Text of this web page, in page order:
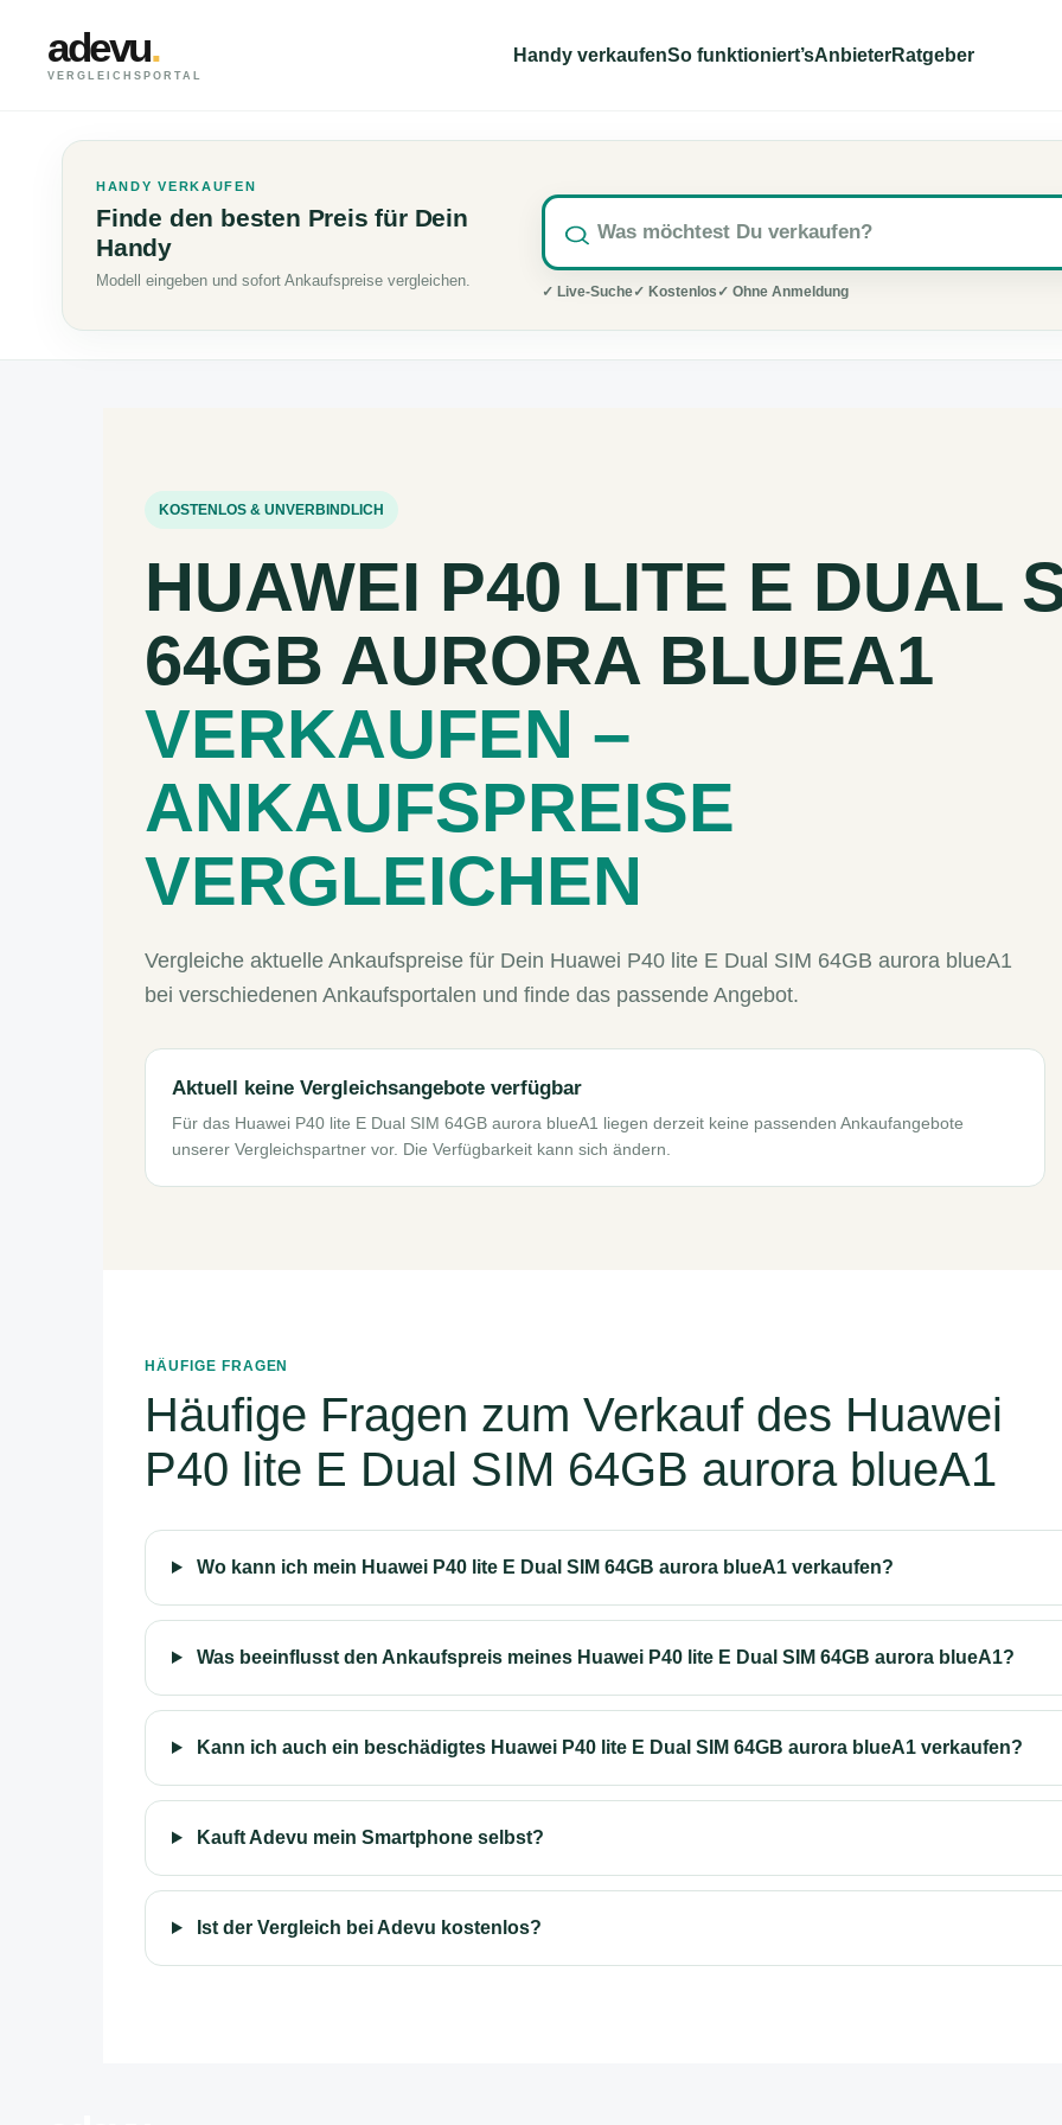
adevu.
VERGLEICHSPORTAL
Handy verkaufenSo funktioniert’sAnbieterRatgeber
HANDY VERKAUFEN
Finde den besten Preis für Dein
Handy
Modell eingeben und sofort Ankaufspreise vergleichen.
✓ Live-Suche✓ Kostenlos ✓ Ohne Anmeldung
KOSTENLOS & UNVERBINDLICH
HUAWEI P40 LITE E DUAL
64GB AURORA BLUEA1
VERKAUFEN –
ANKAUFSPREISE
VERGLEICHEN
Vergleiche aktuelle Ankaufspreise für Dein Huawei P40 lite E Dual SIM 64GB aurora blueA1
bei verschiedenen Ankaufsportalen und finde das passende Angebot.
Aktuell keine Vergleichsangebote verfügbar
Für das Huawei P40 lite E Dual SIM 64GB aurora blueA1 liegen derzeit keine passenden Ankaufangebote
unserer Vergleichspartner vor. Die Verfügbarkeit kann sich ändern.
HÄUFIGE FRAGEN
Häufige Fragen zum Verkauf des Huawei
P40 lite E Dual SIM 64GB aurora blueA1
Wo kann ich mein Huawei P40 lite E Dual SIM 64GB aurora blueA1 verkaufen?
Was beeinflusst den Ankaufspreis meines Huawei P40 lite E Dual SIM 64GB aurora blueA1?
Kann ich auch ein beschädigtes Huawei P40 lite E Dual SIM 64GB aurora blueA1 verkaufen?
Kauft Adevu mein Smartphone selbst?
Ist der Vergleich bei Adevu kostenlos?